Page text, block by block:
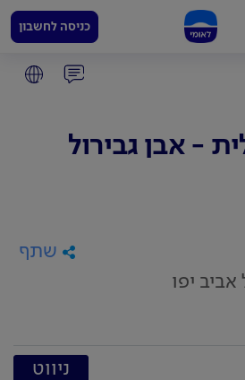
כניסה לחשבון
- אבן גבירול
שתף
ניווט